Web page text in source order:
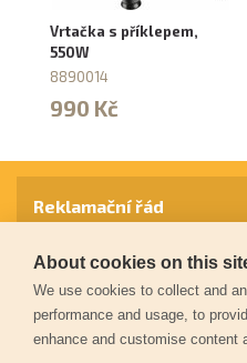
Vrtačka s příklepem,
550W
8890014
990 Kč
Reklamační řád
Záruční podmínky
Ochrana osobních údajů
About cookies on this
We use cookies to collect and
performance and usage, to
enhance and customise content